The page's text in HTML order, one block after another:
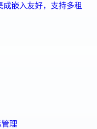
嵌入友好，支持多租
理